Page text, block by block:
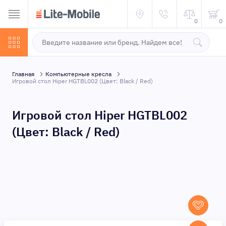
0 0
Главная
Компьютерные кресла
Игровой стол Hiper HGTBL002 (Цвет: Black / Red)
Игровой стол Hiper HGTBL002
(Цвет: Black / Red)